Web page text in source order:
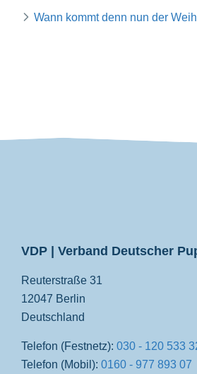
Wann kommt denn nun der
VDP | Verband Deutscher
Reuterstraße 31
12047 Berlin
Deutschland
Telefon (Festnetz): 030 - 120 533
Telefon (Mobil): 0160 - 977 893 07